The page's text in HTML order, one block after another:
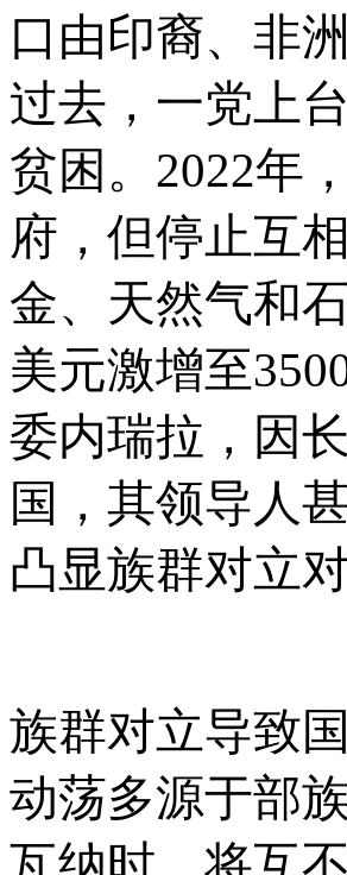
口由印裔、非
过去，一党上
贫困。 2022年
府，但停止互
金、天然气和
美元激增至
委内瑞拉，因
国，其领导人
凸显族群对立
族群对立导致
动荡多源于部